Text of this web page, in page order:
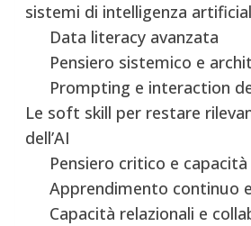
sistemi di intelligenza
Data literacy avanzata
Pensiero sistemico e
Prompting e interaction
Le soft skill per restare
dell’AI
Pensiero critico e
Apprendimento continuo
Capacità relazionali e